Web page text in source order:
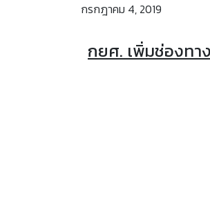
กรกฎาคม 4, 2019
กยศ. เพิ่มช่องทา